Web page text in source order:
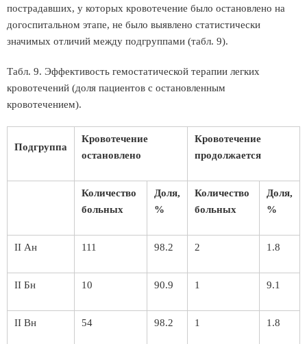
пострадавших, у которых кровотечение было остановлено на
догоспитальном этапе, не было выявлено статистически
значимых отличий между подгруппами (табл. 9).
Табл. 9. Эффективость гемостатической терапии легких
кровотечений (доля пациентов с остановленным
кровотечением).
Подгруппа
Кровотечение
остановлено
Кровотечение
продолжается
Количество
больных
Доля,
%
Количество
больных
Доля,
%
II Ан 111 98.2 2 1.8
II Бн 10 90.9 1 9.1
II Вн 54 98.2 1 1.8